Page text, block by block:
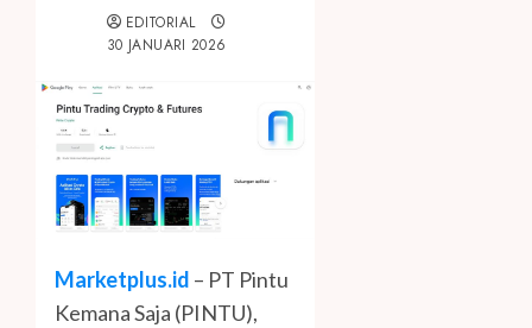
EDITORIAL
30 JANUARI 2026
Marketplus.id – PT Pintu
Kemana Saja (PINTU),